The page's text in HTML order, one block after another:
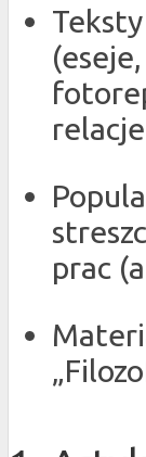
prac